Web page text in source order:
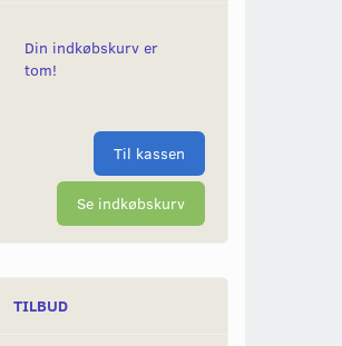
Din indkøbskurv er
tom!
Til kassen
Se indkøbskurv
TILBUD